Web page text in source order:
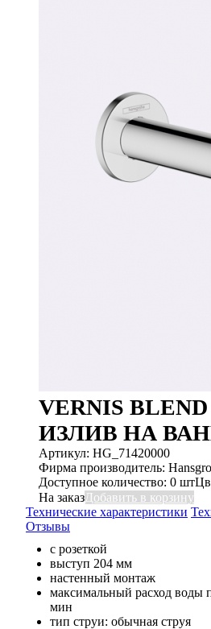
VERNIS BLEND
ИЗЛИВ НА
Артикул: HG_71420000
Фирма производитель:
Доступное количество: 0 шт
На заказДобавить в корзину
Технические характеристики
Отзывы
с розеткой
выступ 204 мм
настенный монтаж
максимальный расход воды
мин
тип струи: обычная струя